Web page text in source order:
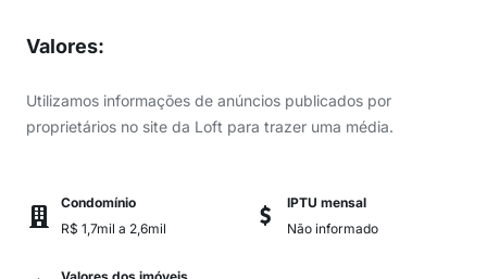
Valores:
Utilizamos informações de anúncios publicados por
proprietários no site da Loft para trazer uma média.
Condomínio
R$ 1,7mil a 2,6mil
IPTU mensal
Não informado